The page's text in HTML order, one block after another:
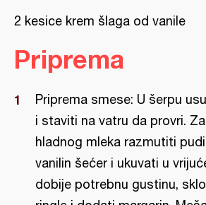
2 kesice krem šlaga od vanile
Priprema
Priprema smese: U šerpu
i staviti na vatru da provri.
hladnog mleka razmutiti
vanilin šećer i ukuvati u
dobije potrebnu gustinu,